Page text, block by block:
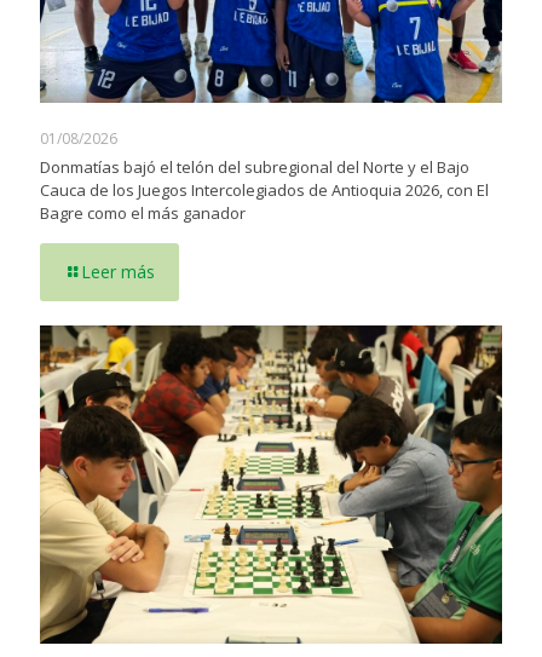
01/08/2026
Donmatías bajó el telón del subregional del Norte y el Bajo
Cauca de los Juegos Intercolegiados de Antioquia 2026, con El
Bagre como el más ganador
Leer más